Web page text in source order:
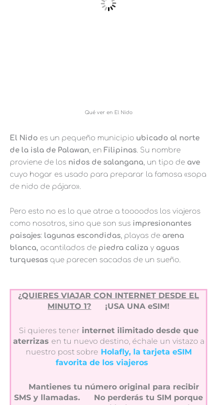
Qué ver en El Nido
El Nido es un pequeño municipio ubicado al norte
de la isla de Palawan, en Filipinas. Su nombre
proviene de los nidos de salangana, un tipo de ave
cuyo hogar es usado para preparar la famosa «sopa
de nido de pájaro».
Pero esto no es lo que atrae a toooodos los viajeros
como nosotros, sino que son sus impresionantes
paisajes: lagunas escondidas, playas de arena
blanca, acantilados de piedra caliza y aguas
turquesas que parecen sacadas de un sueño.
¿QUIERES VIAJAR CON INTERNET DESDE EL
MINUTO 1?
¡USA UNA eSIM!
Si quieres tenerinternet ilimitado desde que
aterrizas en tu nuevo destino, échale un vistazo a
nuestro post sobre Holafly, la tarjeta eSIM
favorita de los viajeros
Mantienes tu número original para recibir
SMS y llamadas.
No perderás tu SIM porque